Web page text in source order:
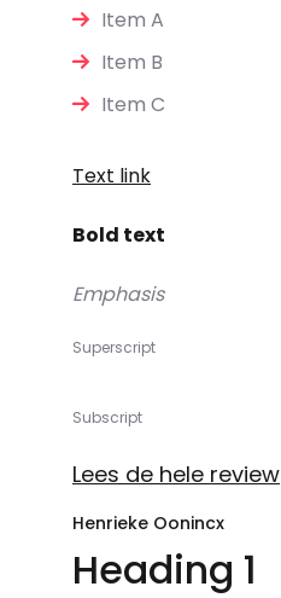
Item A
Item B
Item C
Text link
Bold text
Emphasis
Superscript
Subscript
Lees de hele review
Henrieke Oonincx
Heading 1